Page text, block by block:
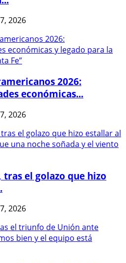
2026
2026:
económicas...
2026
tras el golazo que hizo
2026